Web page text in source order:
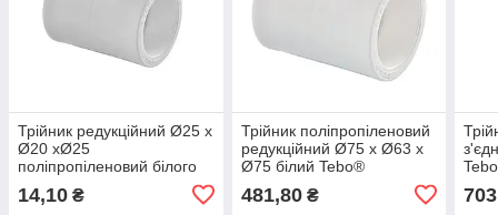
Трійник редукційний Ø25 x
Ø20 xØ25
поліпропіленовий білого
14,10 ₴
Трійник поліпропіленовий
редукційний Ø75 х Ø63 х
Ø75 білий Tebo®
481,80₴